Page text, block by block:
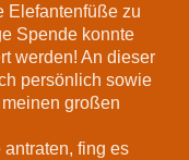
Elefantenfüße zu
Spende konnte
werden! An dieser
persönlich sowie
großen
fing es